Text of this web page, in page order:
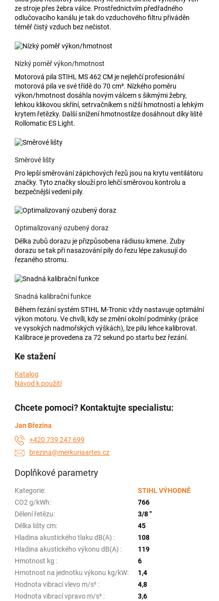
ze stroje přes žebra válce. Prostřednictvím předřadného
odlučovacího kanálu je tak do vzduchového filtru přiváděn
téměř čistý vzduch bez nečistot.
Nízký poměř výkon/hmotnost
Motorová pila STIHL MS 462 CM je nejlehčí profesionální
motorová pila ve své třídě do 70 cm³. Nízkého poměru
výkon/hmotnost dosáhla novým válcem s šikmými žebry,
lehkou klikovou skříní, setrvačníkem s nižší hmotností a lehkým
krytem řetězky. Další snížení hmotnostilze dosáhnout díky liště
Rollomatic ES Light.
Směrové lišty
Pro lepší směrování zápichových řezů jsou na krytu ventilátoru
značky. Tyto značky slouží pro lehčí směrovou kontrolu a
bezpečnější vedení pily.
Optimalizovaný ozubený doraz
Délka zubů dorazu je přizpůsobena rádiusu kmene. Zuby
dorazu se tak při nasazování pily do řezu lépe zakusují do
řezaného stromu.
Snadná kalibrační funkce
Během řezání systém STIHL M-Tronic vždy nastavuje optimální
výkon motoru. Ve chvíli, kdy se změní okolní podmínky (práce
ve vysokých nadmořských výškách), lze pilu lehce kalibrovat.
Kalibrace je provedena za 72 sekund po startu bez řezání.
Ke stažení
Katalog
Návod k použití
Chcete pomoci? Kontaktujte specialistu:
Jan Březina
+420 739 247 699
brezina@merkuriaartes.cz
Doplňkové parametry
Kategorie:
STIHL VÝHODNĚ
CO2 g/kWh:
766
Dělení řetězu:
3/8 "
Délka lišty cm:
45
Hladina akustického tlaku dB(A) :
108
Hladina akustického výkonu dB(A) :
119
Hmotnost kg :
6
Hmotnost na jednotku výkonu kg/kW:
1,4
Hodnota vibrací vlevo m/s² :
4,8
Hodnota vibrací vpravo m/s² :
3,6